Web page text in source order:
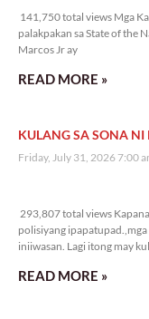
141,750 total views Mga
palakpakan sa State of the
Marcos Jr ay
READ MORE »
KULANG SA SONA NI
Friday, July 31, 2026 7:00
293,807 total views
polisiyang
iniiwasan. Lagi itong may
READ MORE »